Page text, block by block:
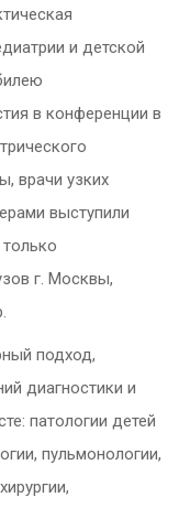
и детской
в конференции в
врачи узких
выступили
г. Москвы,
подход,
диагностики и
патологии детей
пульмонологии,